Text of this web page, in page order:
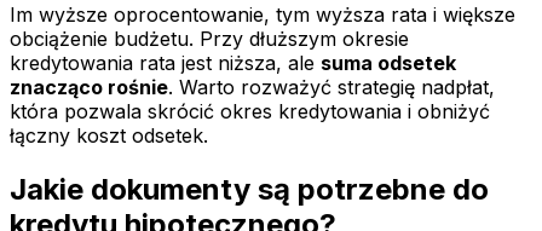
Im wyższe oprocentowanie, tym wyższa rata i większe
obciążenie budżetu. Przy dłuższym okresie
kredytowania rata jest niższa, ale suma odsetek
znacząco rośnie. Warto rozważyć strategię nadpłat,
która pozwala skrócić okres kredytowania i obniżyć
łączny koszt odsetek.
Jakie dokumenty są potrzebne do
kredytu hipotecznego?